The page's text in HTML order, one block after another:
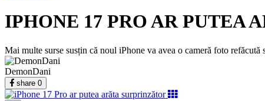
IPHONE 17 PRO AR PUTEA
Mai multe surse susțin că noul iPhone va avea o cameră foto
DemonDani
share 0